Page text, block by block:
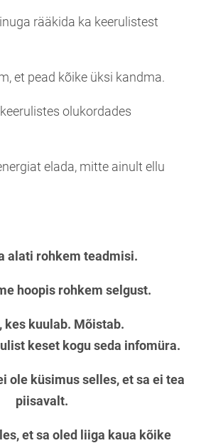
rääkida ka keerulistest
et pead kõike üksi kandma.
olukordades
elada, mitte ainult ellu
alati rohkem teadmisi.
hoopis rohkem selgust.
kes kuulab. Mõistab.
keset kogu seda infomüra.
ole küsimus selles, et sa ei tea
piisavalt.
et sa oled liiga kaua kõike